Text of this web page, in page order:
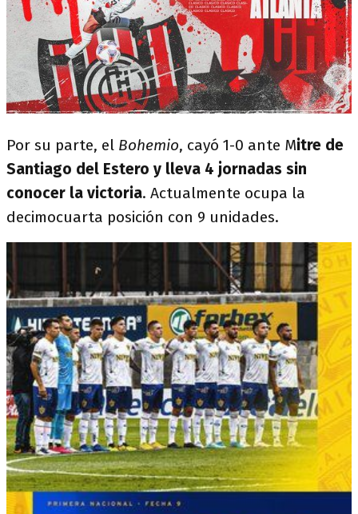
Por su parte, el Bohemio, cayó 1-0 ante Mitre de
Santiago del Estero y lleva 4 jornadas sin
conocer la victoria. Actualmente ocupa la
decimocuarta posición con 9 unidades.